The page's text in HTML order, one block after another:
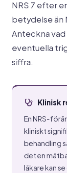
NRS 7 efter
betydelse än
Anteckna
eventuella
siffra.
Klinisk
En NRS-
kliniskt
behandling
det en
läkare kan